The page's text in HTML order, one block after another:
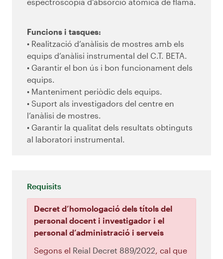
espectroscòpia d’absorció atòmica de flama.
Funcions i tasques:
• Realització d’anàlisis de mostres amb els
equips d’anàlisi instrumental del C.T. BETA.
• Garantir el bon ús i bon funcionament dels
equips.
• Manteniment periòdic dels equips.
• Suport als investigadors del centre en
l’anàlisi de mostres.
• Garantir la qualitat dels resultats obtinguts
al laboratori instrumental.
Requisits
Decret d’homologació dels títols del
personal docent i investigador i el
personal d’administració i serveis
Segons el Reial Decret 889/2022, cal que